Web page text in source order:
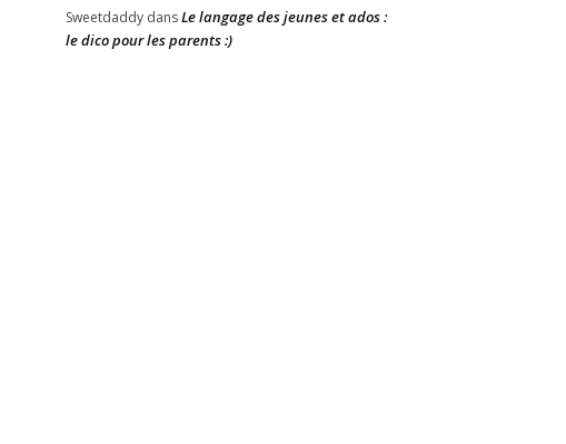
Sweetdaddy dansLe langage des jeunes et ados :
le dico pour les parents :)